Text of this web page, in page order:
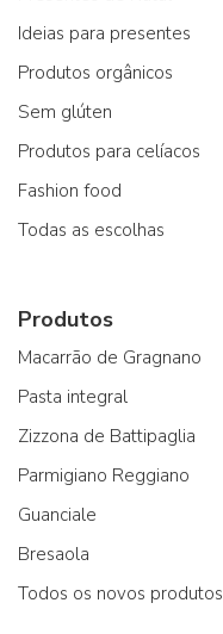
Ideias para presentes
Produtos orgânicos
Sem glúten
Produtos para celíacos
Fashion food
Todas as escolhas
Produtos
Macarrão de Gragnano
Pasta integral
Zizzona de Battipaglia
Parmigiano Reggiano
Guanciale
Bresaola
Todos os novos produtos